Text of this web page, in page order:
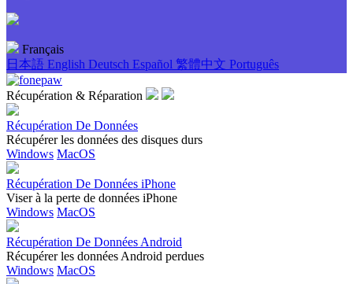
Français
日本語 English Deutsch Español 繁體中文 Português
Récupération & Réparation
Récupération De Données
Récupérer les données des disques durs
Windows MacOS
Récupération De Données iPhone
Viser à la perte de données iPhone
Windows MacOS
Récupération De Données Android
Récupérer les données Android perdues
Windows MacOS